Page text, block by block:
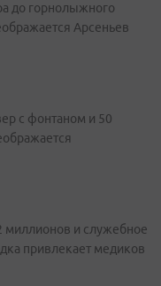
до горнолыжного
Арсеньев
с фонтаном и 50
и служебное
привлекает медиков